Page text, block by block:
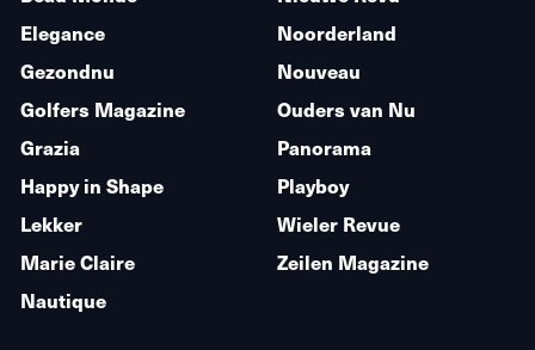
Elegance
Gezondnu
Golfers Magazine
Grazia
Happy in Shape
Lekker
Marie Claire
Nautique
Noorderland
Nouveau
Ouders van Nu
Panorama
Playboy
Wieler Revue
Zeilen Magazine